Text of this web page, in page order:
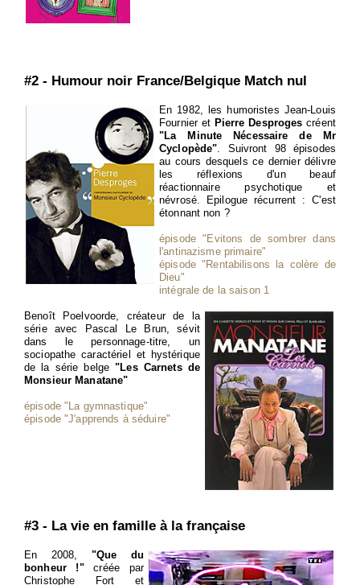
#2 - Humour noir France/Belgique Match nul
En 1982, les humoristes Jean-Louis
Fournier et Pierre Desproges créent
"La Minute Nécessaire de Mr
Cyclopède". Suivront 98 épisodes
au cours desquels ce dernier délivre
les réflexions d'un beauf
réactionnaire psychotique et
névrosé. Epilogue récurrent : C'est
étonnant non ?
épisode "Evitons de sombrer dans
l'antinazisme primaire"
épisode "Rentabilisons la colère de
Dieu"
intégrale de la saison 1
Benoît Poelvoorde, créateur de la
série avec Pascal Le Brun, sévit
dans le personnage-titre, un
sociopathe caractériel et hystérique
de la série belge"Les Carnets de
Monsieur Manatane"
épisode "La gymnastique"
épisode "J'apprends à séduire"
#3 - La vie en famille à la française
En 2008, "Que du
bonheur !"créée par
Christophe Fort et